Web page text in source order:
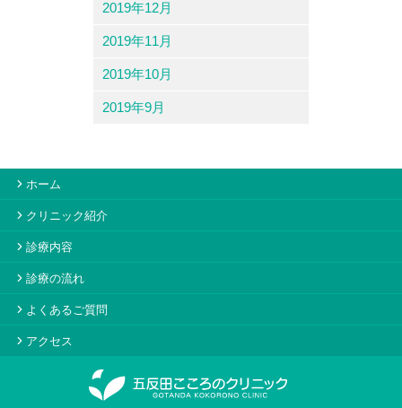
2019年12月
2019年11月
2019年10月
2019年9月
ホーム
クリニック紹介
診療内容
診療の流れ
よくあるご質問
アクセス